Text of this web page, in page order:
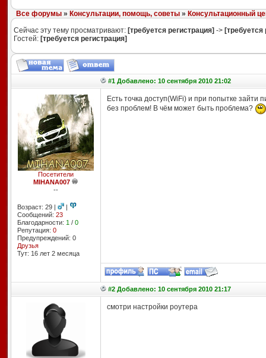
Все форумы» Консультации, помощь, советы» Консультационный
Сейчас эту тему просматривают: [требуется регистрация] -> [требуется
Гостей: [требуется регистрация]
#1 Добавлено: 10 сентября 2010 21:02
Посетители
MIHANA007
--
Возраст: 29 |
|
Сообщений: 23
Благодарности: 1 / 0
Репутация: 0
Предупреждений: 0
Друзья
Тут: 16 лет 2 месяцa
Есть точка доступ(WiFi) и при попытке
без проблем! В чём может быть проблема?
#2 Добавлено: 10 сентября 2010 21:17
смотри настройки роутера